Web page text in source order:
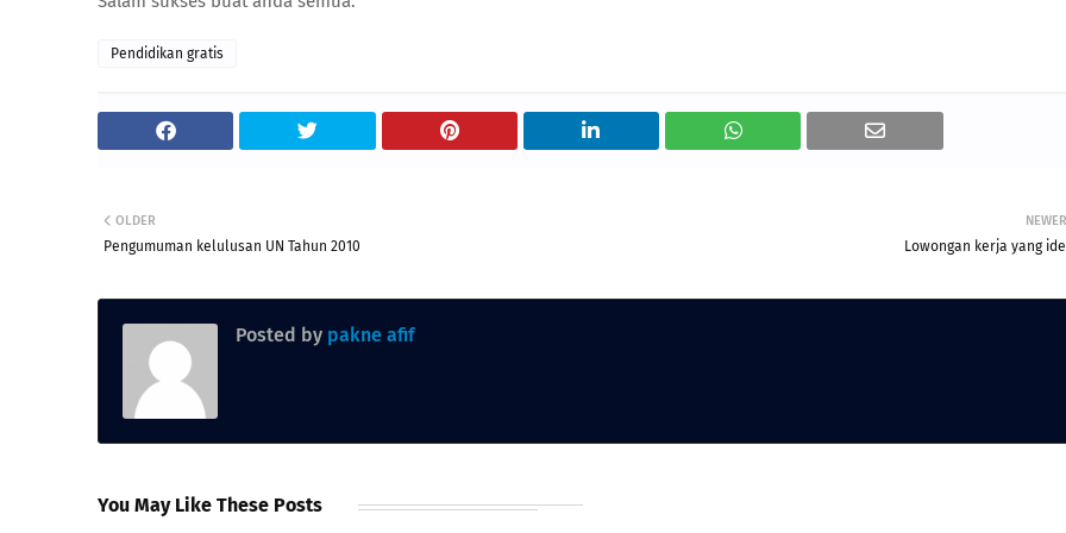
Pendidikan gratis
NEWER
Lowongan kerja yang
OLDER
Pengumuman kelulusan UN Tahun 2010
Posted by pakne afif
You May Like These Posts